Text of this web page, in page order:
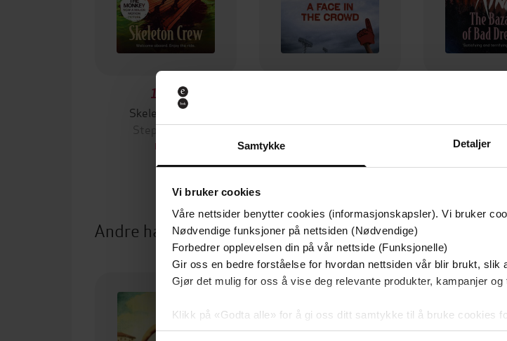
Samtykke Detaljer
Vi bruker cookies
Våre nettsider benytter cookies (informasjonskapsler). Vi bruker
Nødvendige funksjoner på nettsiden (Nødvendige)
Forbedrer opplevelsen din på vår nettside (Funksjonelle)
Gir oss en bedre forståelse for hvordan nettsiden vår blir brukt, slik
Gjør det mulig for oss å vise deg relevante produkter, kampanjer
Klikk på «Godta alle» for å gi oss ditt samtykke til å bruke cookies
samtykke til spesifikke formål ved å klikke på «Tilpass». Du kan
154,-
Skeleton Crew
Stephen King
EBOK
Stephen King
Stephen
EBOK
Andre har også kjøpt
Premium